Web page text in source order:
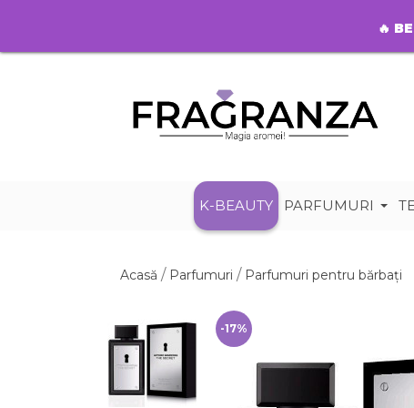
🔥
K-BEAUTY PARFUMURI
Acasă Parfumuri Parfumuri pentru bărbați
-17%